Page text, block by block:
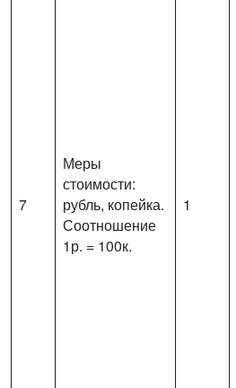
7
Меры
стоимости:
рубль, копейка.
Соотношение
1р. = 100к.
1